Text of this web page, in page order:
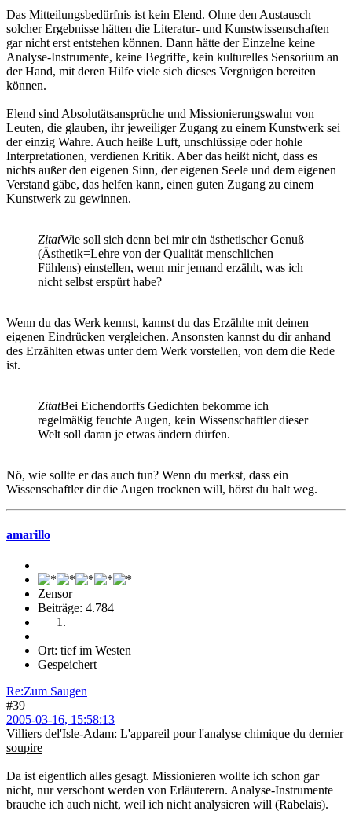
Das Mitteilungsbedürfnis istkein Elend. Ohne den Austausch
solcher Ergebnisse hätten die Literatur- und Kunstwissenschaften
gar nicht erst entstehen können. Dann hätte der Einzelne keine
Analyse-Instrumente, keine Begriffe, kein kulturelles Sensorium an
der Hand, mit deren Hilfe viele sich dieses Vergnügen bereiten
können.
Elend sind Absolutätsansprüche und Missionierungswahn von
Leuten, die glauben, ihr jeweiliger Zugang zu einem Kunstwerk sei
der einzig Wahre. Auch heiße Luft, unschlüssige oder hohle
Interpretationen, verdienen Kritik. Aber das heißt nicht, dass es
nichts außer den eigenen Sinn, der eigenen Seele und dem eigenen
Verstand gäbe, das helfen kann, einen guten Zugang zu einem
Kunstwerk zu gewinnen.
ZitatWie soll sich denn bei mir ein ästhetischer Genuß
(Ästhetik=Lehre von der Qualität menschlichen
Fühlens) einstellen, wenn mir jemand erzählt, was ich
nicht selbst erspürt habe?
Wenn du das Werk kennst, kannst du das Erzählte mit deinen
eigenen Eindrücken vergleichen. Ansonsten kannst du dir anhand
des Erzählten etwas unter dem Werk vorstellen, von dem die Rede
ist.
ZitatBei Eichendorffs Gedichten bekomme ich
regelmäßig feuchte Augen, kein Wissenschaftler dieser
Welt soll daran je etwas ändern dürfen.
Nö, wie sollte er das auch tun? Wenn du merkst, dass ein
Wissenschaftler dir die Augen trocknen will, hörst du halt weg.
amarillo
Zensor
Beiträge: 4.784
Ort: tief im Westen
Gespeichert
Re:Zum Saugen
#39
2005-03-16, 15:58:13
Villiers del'Isle-Adam: L'appareil pour l'analyse chimique du dernier
soupire
Da ist eigentlich alles gesagt. Missionieren wollte ich schon gar
nicht, nur verschont werden von Erläuterern. Analyse-Instrumente
brauche ich auch nicht, weil ich nicht analysieren will (Rabelais).